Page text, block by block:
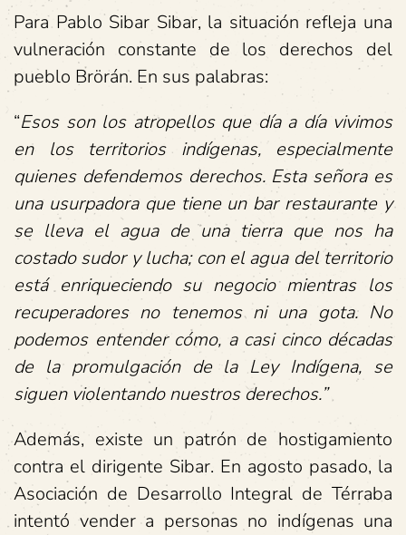
Para Pablo Sibar Sibar, la situación refleja una
vulneración constante de los derechos del
pueblo Brörán. En sus palabras:
“Esos son los atropellos que día a día vivimos
en los territorios indígenas, especialmente
quienes defendemos derechos. Esta señora es
una usurpadora que tiene un bar restaurante y
se lleva el agua de una tierra que nos ha
costado sudor y lucha; con el agua del territorio
está enriqueciendo su negocio mientras los
recuperadores no tenemos ni una gota. No
podemos entender cómo, a casi cinco décadas
de la promulgación de la Ley Indígena, se
siguen violentando nuestros derechos.”
Además, existe un patrón de hostigamiento
contra el dirigente Sibar. En agosto pasado, la
Asociación de Desarrollo Integral de Térraba
intentó vender a personas no indígenas una